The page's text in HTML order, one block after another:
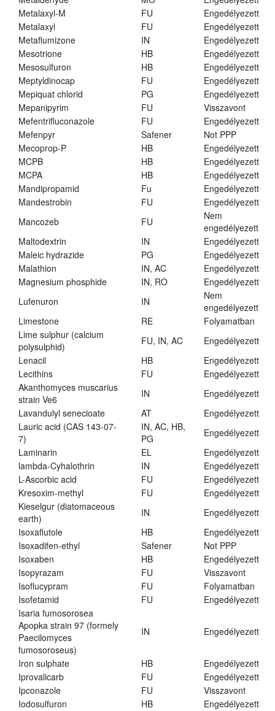
Metalaxyl-M
FU
Engedélyezett
Metalaxyl
FU
Engedélyezett
Metaflumizone
IN
Engedélyezett
Mesotrione
HB
Engedélyezett
Mesosulfuron
HB
Engedélyezett
Meptyldinocap
FU
Engedélyezett
Mepiquat chlorid
PG
Engedélyezett
Mepanipyrim
FU
Visszavont
Mefentrifluconazole
FU
Engedélyezett
Mefenpyr
Safener
Not PPP
Mecoprop-P
HB
Engedélyezett
MCPB
HB
Engedélyezett
MCPA
HB
Engedélyezett
Mandipropamid
Fu
Engedélyezett
Mandestrobin
FU
Engedélyezett
Mancozeb
FU
Nem
engedélyezett
Maltodextrin
IN
Engedélyezett
Maleic hydrazide
PG
Engedélyezett
Malathion
IN, AC
Engedélyezett
Magnesium phosphide
IN, RO
Engedélyezett
Lufenuron
IN
Nem
engedélyezett
Limestone
RE
Folyamatban
Lime sulphur (calcium
polysulphid)
FU, IN, AC
Engedélyezett
Lenacil
HB
Engedélyezett
Lecithins
FU
Engedélyezett
Akanthomyces muscarius
strain Ve6
IN
Engedélyezett
Lavandulyl senecioate
AT
Engedélyezett
Lauric acid (CAS 143-07-
7)
IN, AC, HB,
PG
Engedélyezett
Laminarin
EL
Engedélyezett
lambda-Cyhalothrin
IN
Engedélyezett
L-Ascorbic acid
FU
Engedélyezett
Kresoxim-methyl
FU
Engedélyezett
Kieselgur (diatomaceous
earth)
IN
Engedélyezett
Isoxaflutole
HB
Engedélyezett
Isoxadifen-ethyl
Safener
Not PPP
Isoxaben
HB
Engedélyezett
Isopyrazam
FU
Visszavont
Isoflucypram
FU
Folyamatban
Isofetamid
FU
Engedélyezett
Isaria fumosorosea
Apopka strain 97 (formely
Paecilomyces
fumosoroseus)
IN Engedélyezett
Iron sulphate HB
Engedélyezett
Iprovalicarb
FU
Engedélyezett
Ipconazole
FU
Visszavont
Iodosulfuron
HB
Engedélyezett